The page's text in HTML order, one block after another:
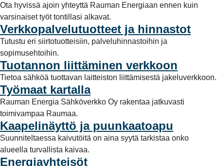
Ota hyvissä ajoin yhteyttä Rauman Energiaan ennen kuin
varsinaiset työt tontillasi alkavat.
Verkkopalvelutuotteet ja hinnastot
Tutustu eri siirtotuotteisiin, palveluhinnastoihin ja
sopimusehtoihin.
Tuotannon liittäminen verkkoon
Tietoa sähköä tuottavan laitteiston liittämisestä jakeluverkkoon.
Työmaat kartalla
Rauman Energia Sähköverkko Oy rakentaa jatkuvasti
toimivampaa Raumaa.
Kaapelinäyttö ja puunkaatoapu
Suunniteltaessa kaivutöitä on aina syytä tarkistaa onko
alueella turvallista kaivaa.
Energiayhteisöt